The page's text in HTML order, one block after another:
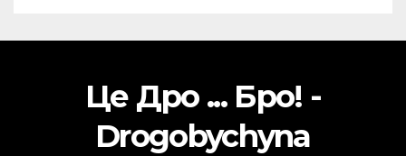
Це Дро ... Бро! -
Drogobychyna